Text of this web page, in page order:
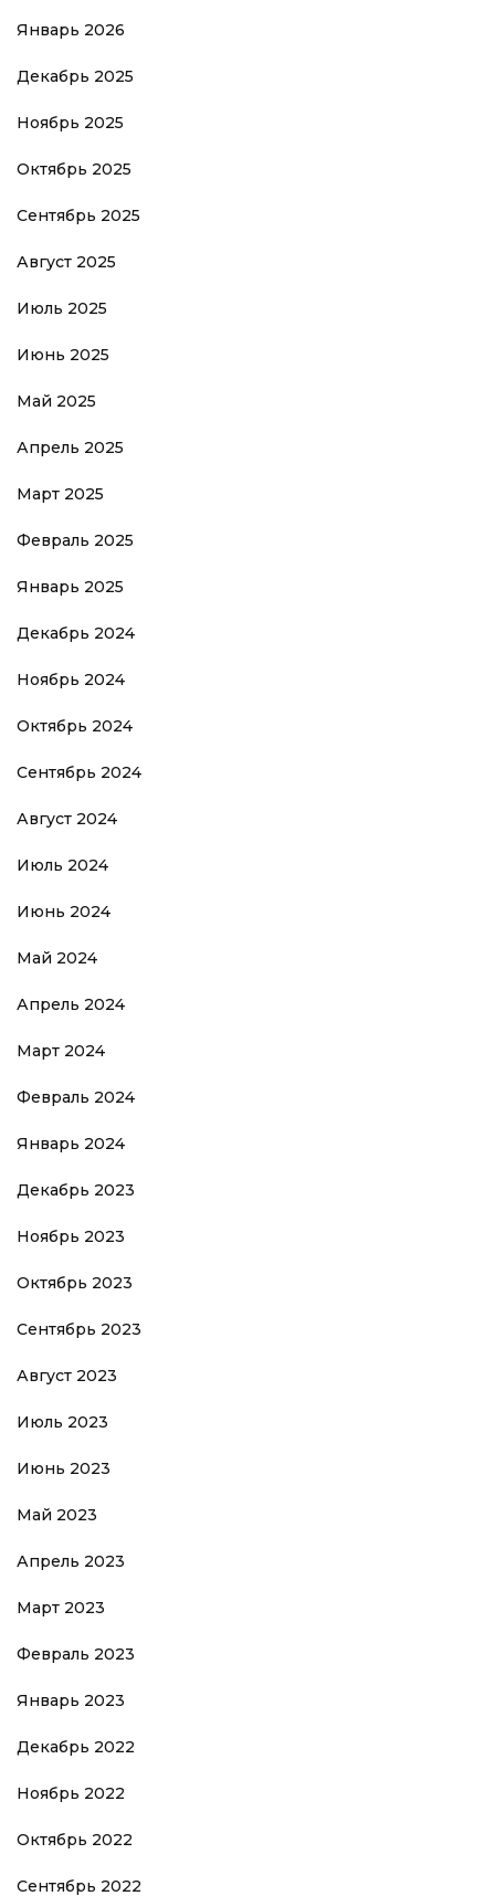
Январь 2026
Декабрь 2025
Ноябрь 2025
Октябрь 2025
Сентябрь 2025
Август 2025
Июль 2025
Июнь 2025
Май 2025
Апрель 2025
Март 2025
Февраль 2025
Январь 2025
Декабрь 2024
Ноябрь 2024
Октябрь 2024
Сентябрь 2024
Август 2024
Июль 2024
Июнь 2024
Май 2024
Апрель 2024
Март 2024
Февраль 2024
Январь 2024
Декабрь 2023
Ноябрь 2023
Октябрь 2023
Сентябрь 2023
Август 2023
Июль 2023
Июнь 2023
Май 2023
Апрель 2023
Март 2023
Февраль 2023
Январь 2023
Декабрь 2022
Ноябрь 2022
Октябрь 2022
Сентябрь 2022